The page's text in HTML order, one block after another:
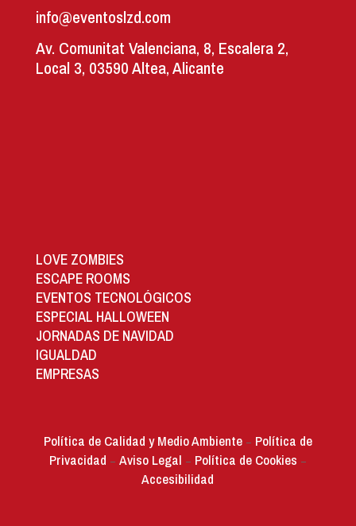
info@eventoslzd.com
Av. Comunitat Valenciana, 8, Escalera 2,
Local 3, 03590 Altea, Alicante
LOVE ZOMBIES
ESCAPE ROOMS
EVENTOS TECNOLÓGICOS
ESPECIAL HALLOWEEN
JORNADAS DE NAVIDAD
IGUALDAD
EMPRESAS
Política de Calidad y Medio Ambiente– Política de
Privacidad – Aviso Legal – Política de Cookies –
Accesibilidad